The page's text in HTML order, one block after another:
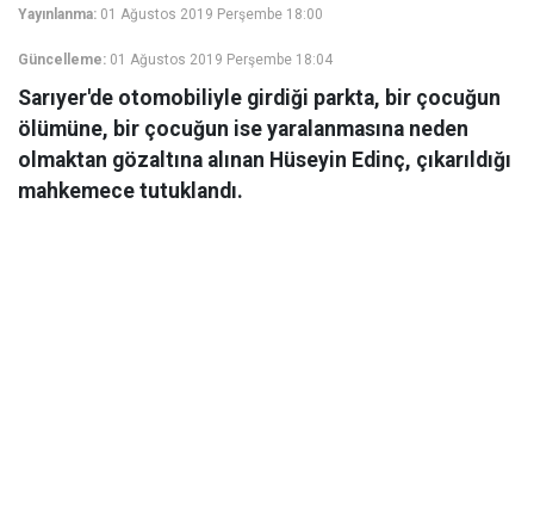
Yayınlanma: 01 Ağustos 2019 Perşembe 18:00
Güncelleme: 01 Ağustos 2019 Perşembe 18:04
Sarıyer'de otomobiliyle girdiği parkta, bir çocuğun
ölümüne, bir çocuğun ise yaralanmasına neden
olmaktan gözaltına alınan Hüseyin Edinç, çıkarıldığı
mahkemece tutuklandı.